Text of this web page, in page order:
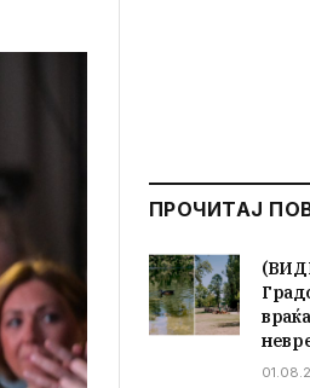
ПРОЧИТАЈ